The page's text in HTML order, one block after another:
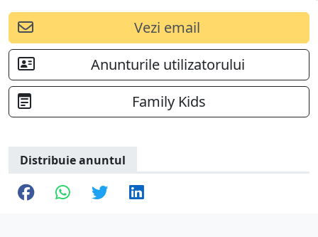
Vezi email
Anunturile utilizatorului
Family Kids
Distribuie anuntul